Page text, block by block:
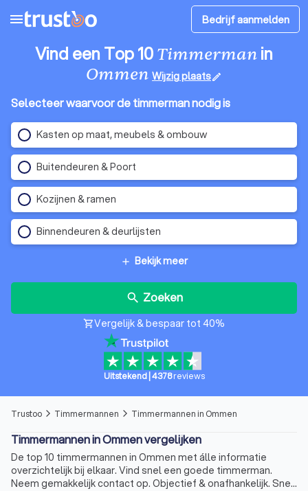
menu Bedrijf aanmelden
Vind een Top 10Timmermanin
Ommen Wijzig plaatsedit
Selecteer waarvoor de timmerman nodig is
Kasten op maat, meubels & ombouw
Buitendeuren & Poort
Kozijnen & ramen
Binnendeuren & deurlijsten
add Bekijk meer
search Zoeken
shopping_cartVergelijk & bespaar tot 40%
Uitstekend| 4378 reviews
Trustoo arrow_forward_ios Timmermannen arrow_forward_ios Timmermannen in Ommen
Timmermannen in Ommen vergelijken
De top 10 timmermannen in Ommen met álle informatie
overzichtelijk bij elkaar. Vind snel een goede timmerman.
Neem gemakkelijk contact op. Objectief & onafhankelijk. Snel